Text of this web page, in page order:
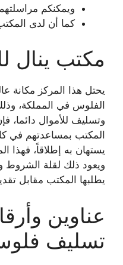
ويمكنكم
كما أن لدى
مكتب ينال
يحتل هذا المركز مكانة
الفلوس في المملكة،
وتسليف للأموال دائما،
المكتب بمساعدتهم في
يستهان به إطلاقاً، فهذا
ويعود ذلك لقلة الشروط
يطلبها المكتب مقابل
عناوين
تسليف